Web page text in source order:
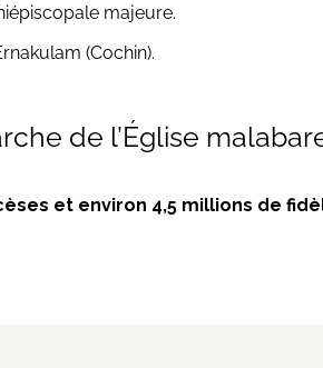
majeure.
(Cochin).
de l’Église
et environ 4,5 millions de